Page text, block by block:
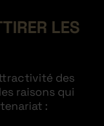
LES
des
raisons qui
: